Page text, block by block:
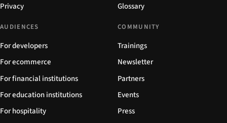
Privacy Glossary
AUDIENCES
For developers
For ecommerce
For financial institutions
For education institutions
For hospitality
COMMUNITY
Trainings
Newsletter
Partners
Events
Press